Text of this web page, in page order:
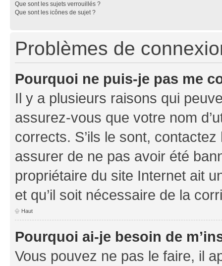
Que sont les sujets verrouillés ?
Que sont les icônes de sujet ?
Problèmes de
Pourquoi ne puis-je pas me
Il y a plusieurs raisons qui
assurez-vous que votre nom
corrects. S’ils le sont,
assurer de ne pas avoir été
propriétaire du site Internet ait
et qu’il soit nécessaire de la
Haut
Pourquoi ai-je besoin de
Vous pouvez ne pas le faire, il